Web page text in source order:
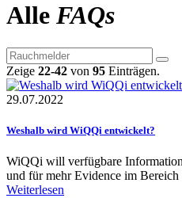
Alle FAQs
Zeige 22-42 von 95 Einträgen.
29.07.2022
Weshalb wird WiQQi entwickelt?
WiQQi will verfügbare
und für mehr Evidence im
Weiterlesen